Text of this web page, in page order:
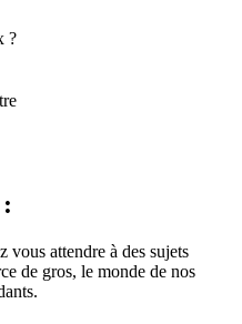
?
attendre à des sujets
de gros, le monde de nos